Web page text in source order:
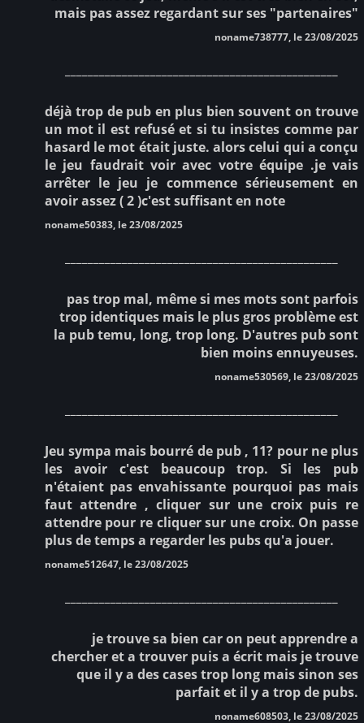
mais pas assez regardant sur ses "partenaires"
noname738777, le 23/08/2025
déjà trop de pub en plus bien souvent on trouve
un mot il est refusé et si tu insistes comme par
hasard le mot était juste. alors celui qui a conçu
le jeu faudrait voir avec votre équipe .je vais
arrêter le jeu je commence sérieusement en
avoir assez ( 2 )c'est suffisant en note
noname50383, le 23/08/2025
pas trop mal, même si mes mots sont parfois
trop identiques mais le plus gros problème est
la pub temu, long, trop long. D'autres pub sont
bien moins ennuyeuses.
noname530569, le 23/08/2025
Jeu sympa mais bourré de pub , 11? pour ne plus
les avoir c'est beaucoup trop. Si les pub
n'étaient pas envahissante pourquoi pas mais
faut attendre , cliquer sur une croix puis re
attendre pour re cliquer sur une croix. On passe
plus de temps a regarder les pubs qu'a jouer.
noname512647, le 23/08/2025
je trouve sa bien car on peut apprendre a
chercher et a trouver puis a écrit mais je trouve
que il y a des cases trop long mais sinon ses
parfait et il y a trop de pubs.
noname608503, le 23/08/2025